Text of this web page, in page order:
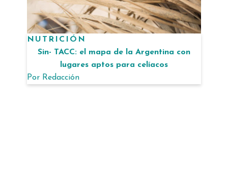
NUTRICIÓN
Sin- TACC: el mapa de la Argentina con
lugares aptos para celíacos
Por Redacción